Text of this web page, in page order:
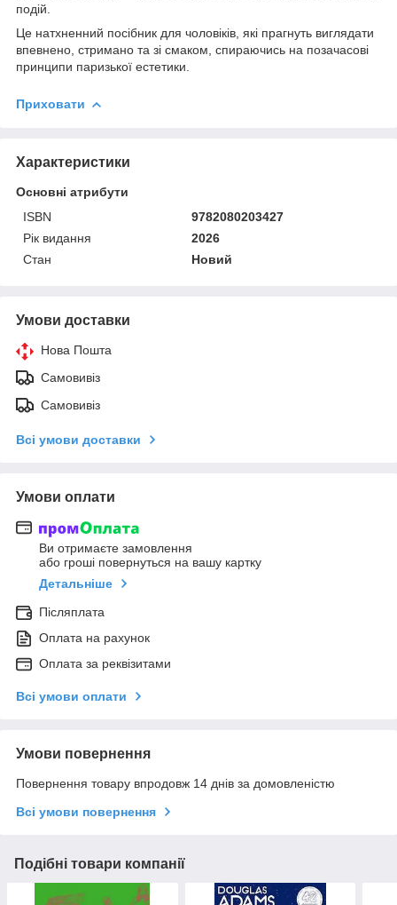
подій.
Це натхненний посібник для чоловіків, які прагнуть виглядати
впевнено, стримано та зі смаком, спираючись на позачасові
принципи паризької естетики.
Приховати
Характеристики
Основні атрибути
ISBN
9782080203427
Рік видання
2026
Стан
Новий
Умови доставки
Нова Пошта
Самовивіз
Самовивіз
Всі умови доставки
Умови оплати
Ви отримаєте замовлення
або гроші повернуться на вашу картку
Детальніше
Післяплата
Оплата на рахунок
Оплата за реквізитами
Всі умови оплати
Умови повернення
Повернення товару впродовж 14 днів за домовленістю
Всі умови повернення
Подібні товари компанії